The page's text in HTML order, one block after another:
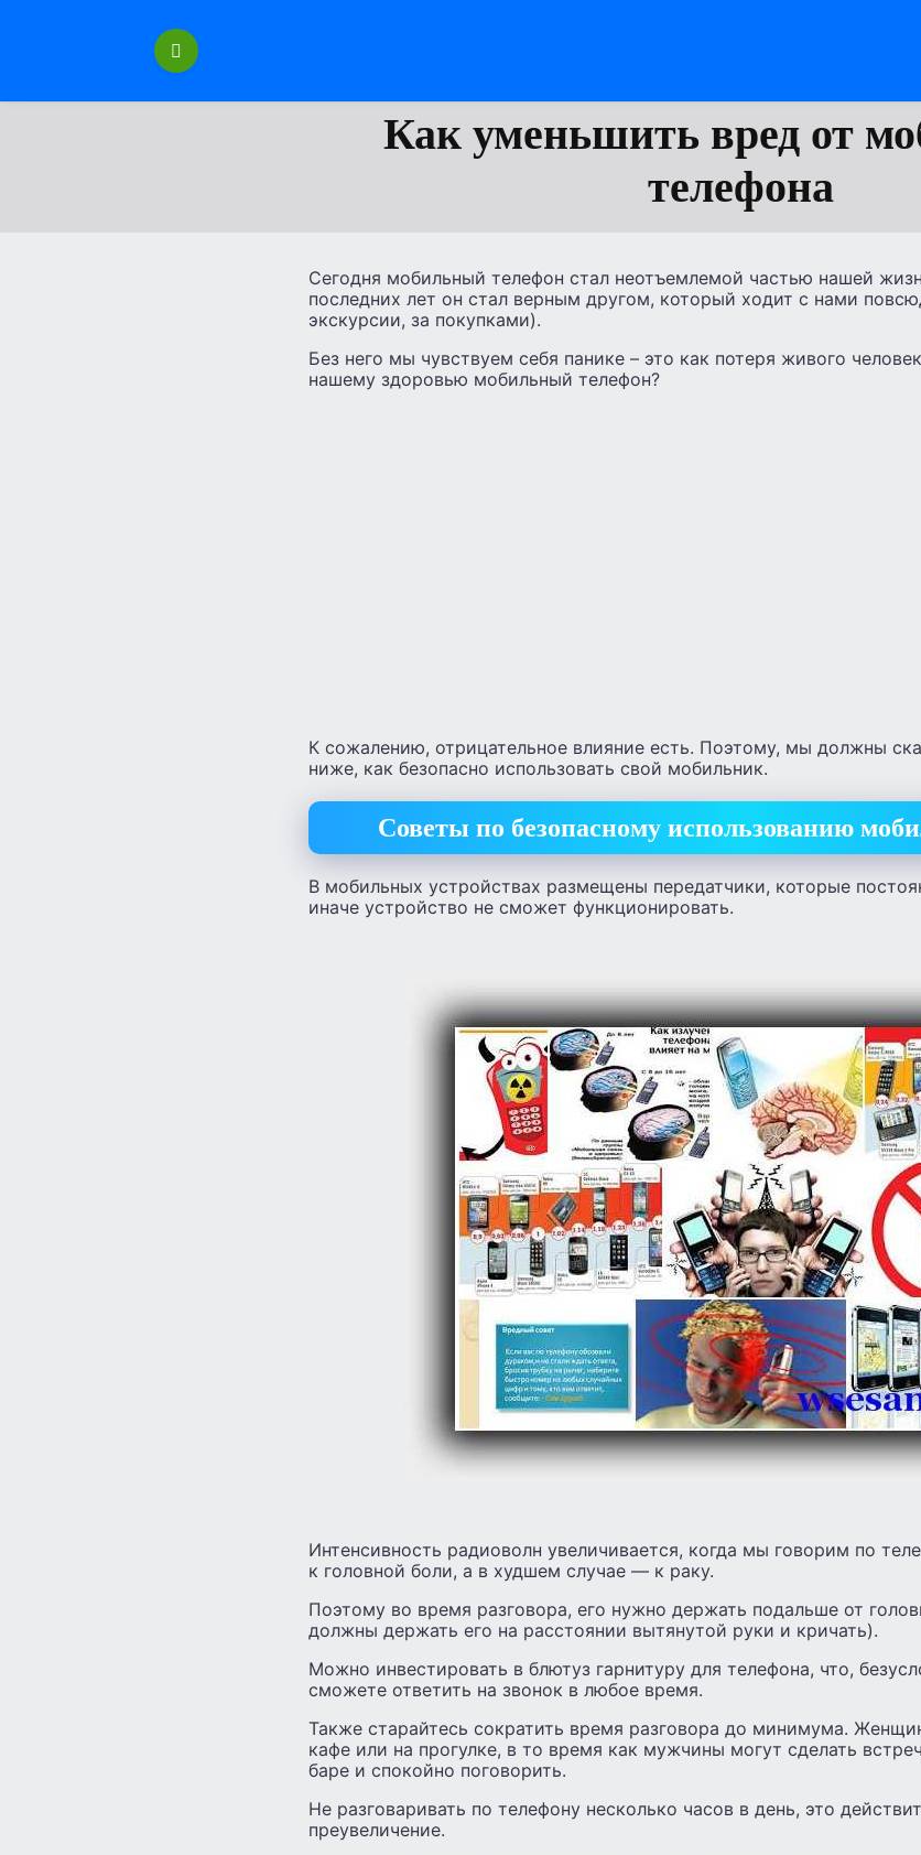
Как уменьшить вред от
телефона
Сегодня мобильный телефон стал неотъемлемой частью нашей
последних лет он стал верным другом, который ходит с нами
экскурсии, за покупками).
Без него мы чувствуем себя панике – это как потеря живого
нашему здоровью мобильный телефон?
К сожалению, отрицательное влияние есть. Поэтому, мы должны
ниже, как безопасно использовать свой мобильник.
Советы по безопасному использованию
В мобильных устройствах размещены передатчики, которые
иначе устройство не сможет функционировать.
Интенсивность радиоволн увеличивается, когда мы говорим по
к головной боли, а в худшем случае — к раку.
Поэтому во время разговора, его нужно держать подальше от
должны держать его на расстоянии вытянутой руки и кричать).
Можно инвестировать в блютуз гарнитуру для телефона, что,
сможете ответить на звонок в любое время.
Также старайтесь сократить время разговора до минимума.
кафе или на прогулке, в то время как мужчины могут сделать
баре и спокойно поговорить.
Не разговаривать по телефону несколько часов в день, это
преувеличение.